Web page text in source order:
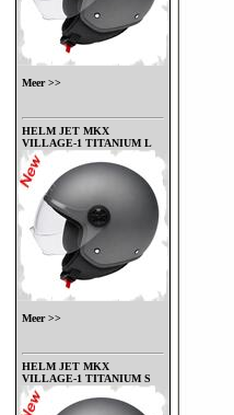
Meer >>
HELM JET MKX
VILLAGE-1 TITANIUM L
Meer >>
HELM JET MKX
VILLAGE-1 TITANIUM S